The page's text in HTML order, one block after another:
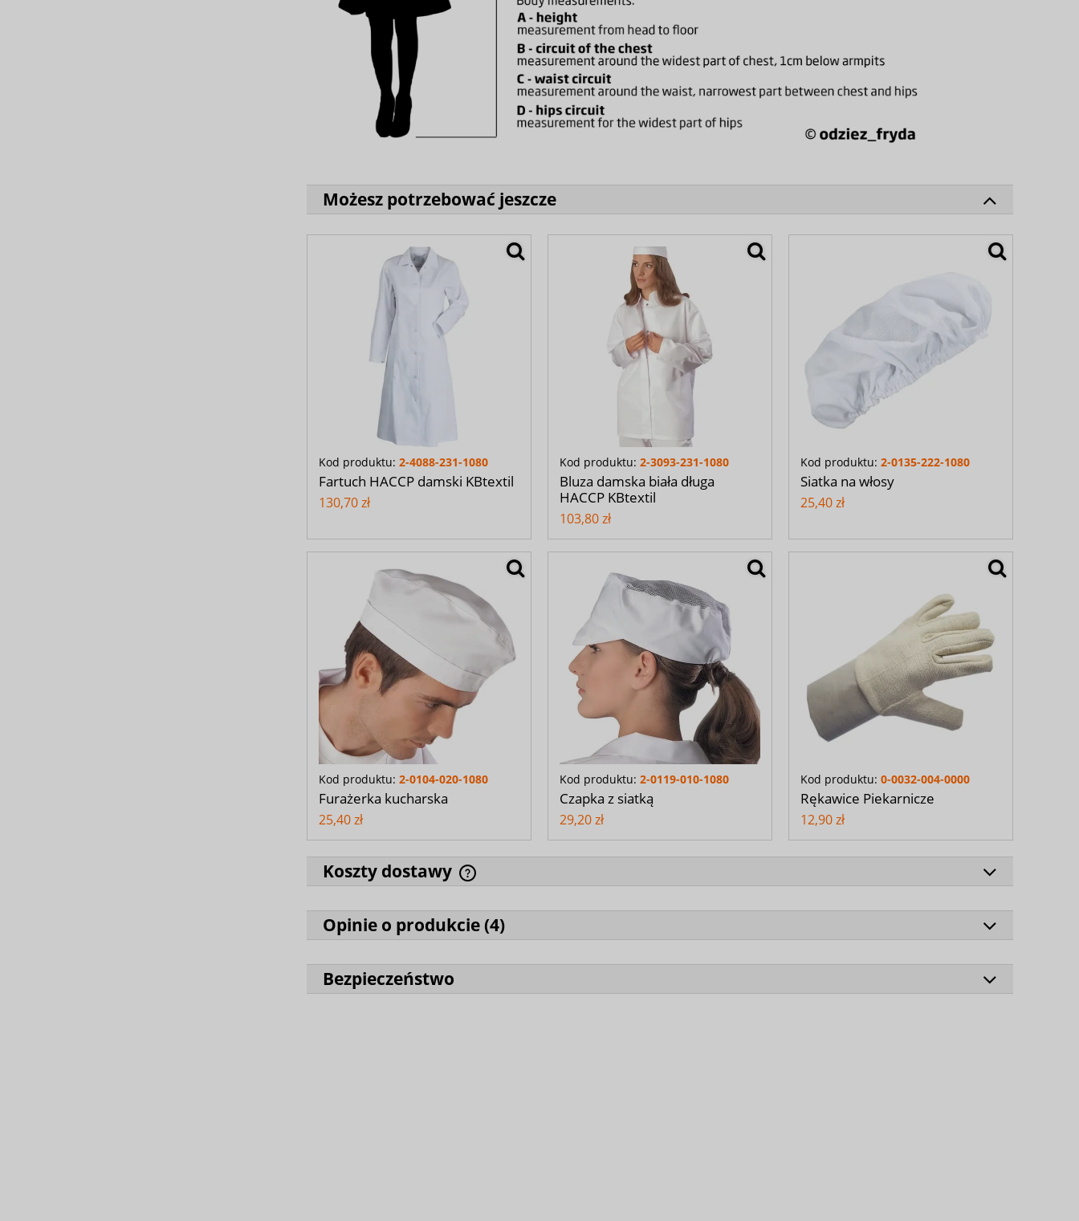
Możesz potrzebować jeszcze
Kod produktu: 2-4088-231-1080
Fartuch HACCP damski KBtextil
130,70 zł
Kod produktu: 2-3093-231-1080
Bluza damska biała długa
HACCP KBtextil
103,80 zł
Kod produktu: 2-0135-222-1080
Siatka na włosy
25,40 zł
Kod produktu: 2-0104-020-1080
Furażerka kucharska
25,40 zł
Kod produktu: 2-0119-010-1080
Czapka z siatką
29,20 zł
Kod produktu: 0-0032-004-0000
Rękawice Piekarnicze
12,90 zł
Koszty dostawy
Opinie o produkcie (4)
Bezpieczeństwo